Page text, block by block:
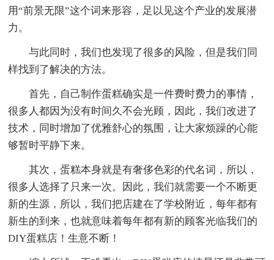
用“前景无限”这个词来形容，足以见这个产业的发展潜
力。
与此同时，我们也发现了很多的风险，但是我们同
样找到了解决的方法。
首先，自己制作蛋糕确实是一件费时费力的事情，
很多人都因为没有时间久不会光顾，因此，我们改进了
技术，同时增加了优雅舒心的氛围，让大家烦躁的心能
够暂时平静下来。
其次，蛋糕本身就是有奢侈色彩的代名词，所以，
很多人选择了只来一次。因此，我们就需要一个不断更
新的生源，所以，我们把店建在了学校附近，每年都有
新生的到来，也就意味着每年都有新的顾客光临我们的
DIY蛋糕店！生意不断！